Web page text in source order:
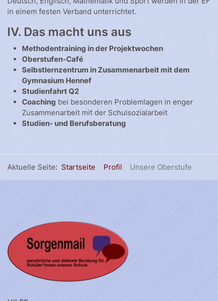
in einem festen Verband unterrichtet.
IV. Das macht uns aus
Methodentraining in der Projektwochen
Oberstufen-Café
Selbstlernzentrum in Zusammenarbeit mit dem
Gymnasium Hennef
Studienfahrt Q2
Coaching bei besonderen Problemlagen in enger
Zusammenarbeit mit der Schulsozialarbeit
Studien- und Berufsberatung
Aktuelle Seite: Startseite Profil Unsere Oberstufe